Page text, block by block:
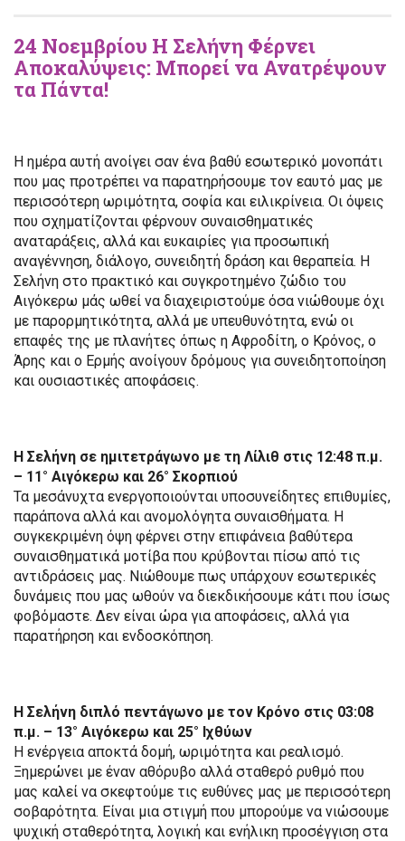
24 Νοεμβρίου Η Σελήνη Φέρνει
Αποκαλύψεις: Μπορεί να Ανατρέψουν
τα Πάντα!
Η ημέρα αυτή ανοίγει σαν ένα βαθύ εσωτερικό μονοπάτι
που μας προτρέπει να παρατηρήσουμε τον εαυτό μας με
περισσότερη ωριμότητα, σοφία και ειλικρίνεια. Οι όψεις
που σχηματίζονται φέρνουν συναισθηματικές
αναταράξεις, αλλά και ευκαιρίες για προσωπική
αναγέννηση, διάλογο, συνειδητή δράση και θεραπεία. Η
Σελήνη στο πρακτικό και συγκροτημένο ζώδιο του
Αιγόκερω μάς ωθεί να διαχειριστούμε όσα νιώθουμε όχι
με παρορμητικότητα, αλλά με υπευθυνότητα, ενώ οι
επαφές της με πλανήτες όπως η Αφροδίτη, ο Κρόνος, ο
Άρης και ο Ερμής ανοίγουν δρόμους για συνειδητοποίηση
και ουσιαστικές αποφάσεις.
Η Σελήνη σε ημιτετράγωνο με τη Λίλιθ στις 12:48 π.μ.
– 11° Αιγόκερω και 26° Σκορπιού
Τα μεσάνυχτα ενεργοποιούνται υποσυνείδητες επιθυμίες,
παράπονα αλλά και ανομολόγητα συναισθήματα. Η
συγκεκριμένη όψη φέρνει στην επιφάνεια βαθύτερα
συναισθηματικά μοτίβα που κρύβονται πίσω από τις
αντιδράσεις μας. Νιώθουμε πως υπάρχουν εσωτερικές
δυνάμεις που μας ωθούν να διεκδικήσουμε κάτι που ίσως
φοβόμαστε. Δεν είναι ώρα για αποφάσεις, αλλά για
παρατήρηση και ενδοσκόπηση.
Η Σελήνη διπλό πεντάγωνο με τον Κρόνο στις 03:08
π.μ. – 13° Αιγόκερω και 25° Ιχθύων
Η ενέργεια αποκτά δομή, ωριμότητα και ρεαλισμό.
Ξημερώνει με έναν αθόρυβο αλλά σταθερό ρυθμό που
μας καλεί να σκεφτούμε τις ευθύνες μας με περισσότερη
σοβαρότητα. Είναι μια στιγμή που μπορούμε να νιώσουμε
ψυχική σταθερότητα, λογική και ενήλικη προσέγγιση στα